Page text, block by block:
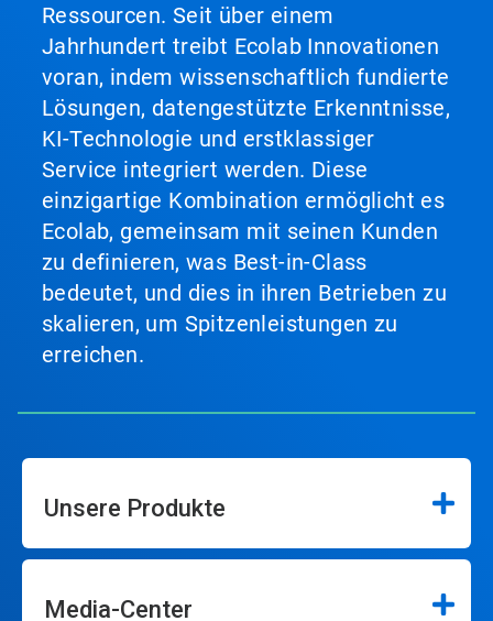
Ressourcen. Seit über einem
Jahrhundert treibt Ecolab Innovationen
voran, indem wissenschaftlich fundierte
Lösungen, datengestützte Erkenntnisse,
KI-Technologie und erstklassiger
Service integriert werden. Diese
einzigartige Kombination ermöglicht es
Ecolab, gemeinsam mit seinen Kunden
zu definieren, was Best-in-Class
bedeutet, und dies in ihren Betrieben zu
skalieren, um Spitzenleistungen zu
erreichen.
Unsere Produkte
Media-Center